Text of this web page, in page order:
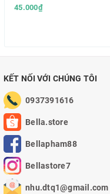
45.000₫
KẾT NỐI VỚI CHÚNG TÔI
0937391616
Bella.store
Bellapham88
Bellastore7
nhu.dtq1@gmail.com